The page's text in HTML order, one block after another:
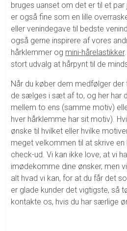
bruges uanset om det er til et par
er også fine som en lille
eller venindegave til bedste
også gerne inspirere af vores
hårklemmer og mini-hårelastikker
stort udvalg at hårpynt til de
Når du køber dem medfølger der
de sælges i sæt af to, og her har
mellem to ens (samme motiv)
hver hårklemme har sit motiv).
ønske til hvilket eller hvilke
meget velkommen til at skrive
check-ud. Vi kan ikke love, at vi
imødekomme dine ønsker, men
alt hvad vi kan, for at du får det
er glade kunder det vigtigste, så
kontakte os, hvis du har særlige